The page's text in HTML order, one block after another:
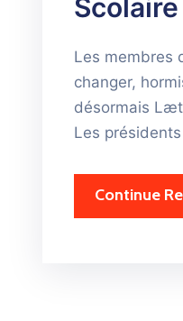
Scolaire
Les membres
changer,
désormais
Les
Continue